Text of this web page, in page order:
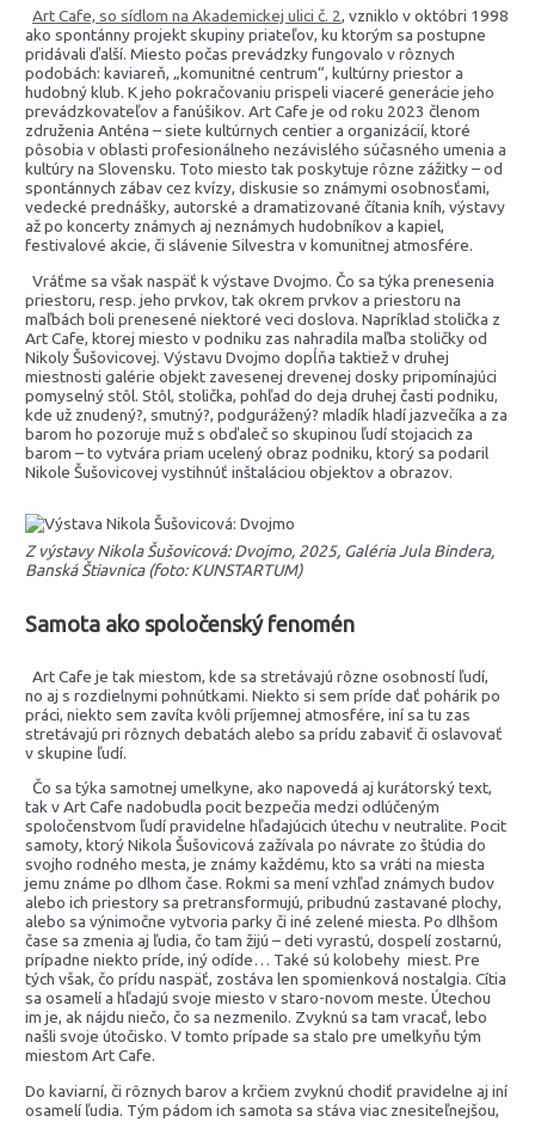
Art Cafe, so sídlom na Akademickej ulici č. 2, vzniklo v októbri 1998
ako spontánny projekt skupiny priateľov, ku ktorým sa postupne
pridávali ďalší. Miesto počas prevádzky fungovalo v rôznych
podobách: kaviareň, „komunitné centrum“, kultúrny priestor a
hudobný klub. K jeho pokračovaniu prispeli viaceré generácie jeho
prevádzkovateľov a fanúšikov. Art Cafe je od roku 2023 členom
združenia Anténa – siete kultúrnych centier a organizácií, ktoré
pôsobia v oblasti profesionálneho nezávislého súčasného umenia a
kultúry na Slovensku. Toto miesto tak poskytuje rôzne zážitky – od
spontánnych zábav cez kvízy, diskusie so známymi osobnosťami,
vedecké prednášky, autorské a dramatizované čítania kníh, výstavy
až po koncerty známych aj neznámych hudobníkov a kapiel,
festivalové akcie, či slávenie Silvestra v komunitnej atmosfére.
Vráťme sa však naspäť k výstave Dvojmo. Čo sa týka prenesenia
priestoru, resp. jeho prvkov, tak okrem prvkov a priestoru na
maľbách boli prenesené niektoré veci doslova. Napríklad stolička z
Art Cafe, ktorej miesto v podniku zas nahradila maľba stoličky od
Nikoly Šušovicovej. Výstavu Dvojmo dopĺňa taktiež v druhej
miestnosti galérie objekt zavesenej drevenej dosky pripomínajúci
pomyselný stôl. Stôl, stolička, pohľad do deja druhej časti podniku,
kde už znudený?, smutný?, podgurážený? mladík hladí jazvečíka a za
barom ho pozoruje muž s obďaleč so skupinou ľudí stojacich za
barom – to vytvára priam ucelený obraz podniku, ktorý sa podaril
Nikole Šušovicovej vystihnúť inštaláciou objektov a obrazov.
Z výstavy Nikola Šušovicová: Dvojmo, 2025, Galéria Jula Bindera,
Banská Štiavnica (foto: KUNSTARTUM)
Samota ako spoločenský fenomén
Art Cafe je tak miestom, kde sa stretávajú rôzne osobností ľudí,
no aj s rozdielnymi pohnútkami. Niekto si sem príde dať pohárik po
práci, niekto sem zavíta kvôli príjemnej atmosfére, iní sa tu zas
stretávajú pri rôznych debatách alebo sa prídu zabaviť či oslavovať
v skupine ľudí.
Čo sa týka samotnej umelkyne, ako napovedá aj kurátorský text,
tak v Art Cafe nadobudla pocit bezpečia medzi odlúčeným
spoločenstvom ľudí pravidelne hľadajúcich útechu v neutralite. Pocit
samoty, ktorý Nikola Šušovicová zažívala po návrate zo štúdia do
svojho rodného mesta, je známy každému, kto sa vráti na miesta
jemu známe po dlhom čase. Rokmi sa mení vzhľad známych budov
alebo ich priestory sa pretransformujú, pribudnú zastavané plochy,
alebo sa výnimočne vytvoria parky či iné zelené miesta. Po dlhšom
čase sa zmenia aj ľudia, čo tam žijú – deti vyrastú, dospelí zostarnú,
prípadne niekto príde, iný odíde… Také sú kolobehy miest. Pre
tých však, čo prídu naspäť, zostáva len spomienková nostalgia. Cítia
sa osamelí a hľadajú svoje miesto v staro-novom meste. Útechou
im je, ak nájdu niečo, čo sa nezmenilo. Zvyknú sa tam vracať, lebo
našli svoje útočisko. V tomto prípade sa stalo pre umelkyňu tým
miestom Art Cafe.
Do kaviarní, či rôznych barov a krčiem zvyknú chodiť pravidelne aj iní
osamelí ľudia. Tým pádom ich samota sa stáva viac znesiteľnejšou,